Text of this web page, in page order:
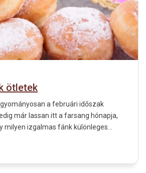
ötletek
a februári időszak
már lassan itt a farsang hónapja,
milyen izgalmas fánk különleges...